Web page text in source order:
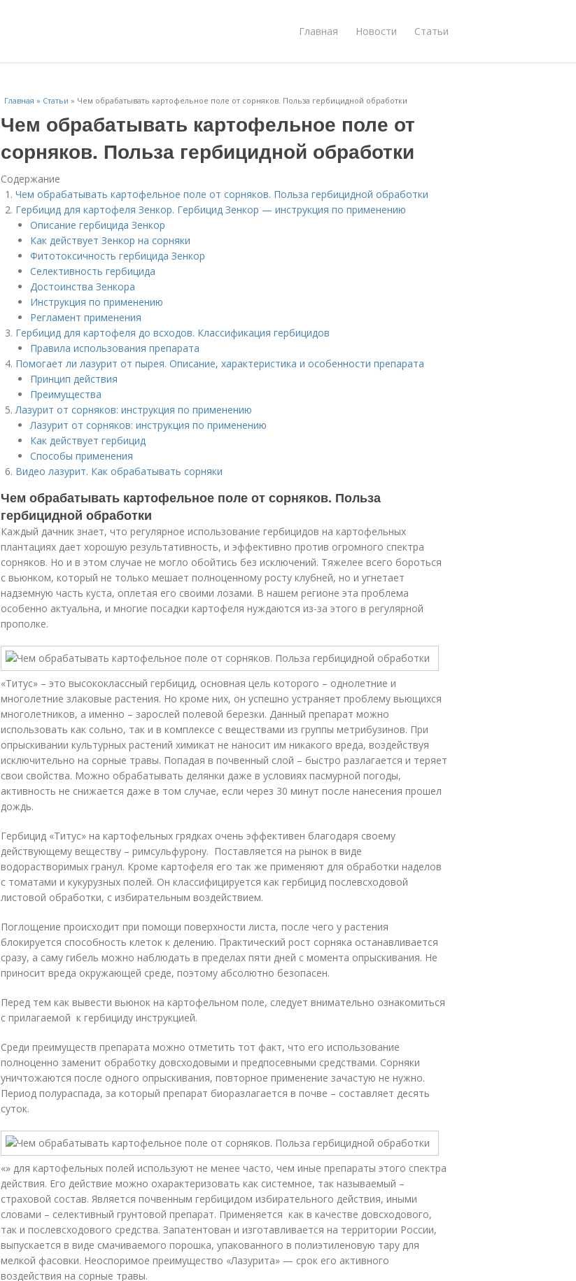
Главная Новости Статьи
Главная » Статьи » Чем обрабатывать картофельное поле от сорняков. Польза гербицидной обработки
Чем обрабатывать картофельное поле от
сорняков. Польза гербицидной обработки
Содержание
Чем обрабатывать картофельное поле от сорняков. Польза гербицидной обработки
Гербицид для картофеля Зенкор. Гербицид Зенкор — инструкция по применению
Описание гербицида Зенкор
Как действует Зенкор на сорняки
Фитотоксичность гербицида Зенкор
Селективность гербицида
Достоинства Зенкора
Инструкция по применению
Регламент применения
Гербицид для картофеля до всходов. Классификация гербицидов
Правила использования препарата
Помогает ли лазурит от пырея. Описание, характеристика и особенности препарата
Принцип действия
Преимущества
Лазурит от сорняков: инструкция по применению
Лазурит от сорняков: инструкция по применению
Как действует гербицид
Способы применения
Видео лазурит. Как обрабатывать сорняки
Чем обрабатывать картофельное поле от сорняков. Польза
гербицидной обработки
Каждый дачник знает, что регулярное использование гербицидов на картофельных
плантациях дает хорошую результативность, и эффективно против огромного спектра
сорняков. Но и в этом случае не могло обойтись без исключений. Тяжелее всего бороться
с вьюнком, который не только мешает полноценному росту клубней, но и угнетает
надземную часть куста, оплетая его своими лозами. В нашем регионе эта проблема
особенно актуальна, и многие посадки картофеля нуждаются из-за этого в регулярной
прополке.
«Титус» – это высококлассный гербицид, основная цель которого – однолетние и
многолетние злаковые растения. Но кроме них, он успешно устраняет проблему вьющихся
многолетников, а именно – зарослей полевой березки. Данный препарат можно
использовать как сольно, так и в комплексе с веществами из группы метрибузинов. При
опрыскивании культурных растений химикат не наносит им никакого вреда, воздействуя
исключительно на сорные травы. Попадая в почвенный слой – быстро разлагается и теряет
свои свойства. Можно обрабатывать делянки даже в условиях пасмурной погоды,
активность не снижается даже в том случае, если через 30 минут после нанесения прошел
дождь.
Гербицид «Титус» на картофельных грядках очень эффективен благодаря своему
действующему веществу – римсульфурону. Поставляется на рынок в виде
водорастворимых гранул. Кроме картофеля его так же применяют для обработки наделов
с томатами и кукурузных полей. Он классифицируется как гербицид послевсходовой
листовой обработки, с избирательным воздействием.
Поглощение происходит при помощи поверхности листа, после чего у растения
блокируется способность клеток к делению. Практический рост сорняка останавливается
сразу, а саму гибель можно наблюдать в пределах пяти дней с момента опрыскивания. Не
приносит вреда окружающей среде, поэтому абсолютно безопасен.
Перед тем как вывести вьюнок на картофельном поле, следует внимательно ознакомиться
с прилагаемой к гербициду инструкцией.
Среди преимуществ препарата можно отметить тот факт, что его использование
полноценно заменит обработку довсходовыми и предпосевными средствами. Сорняки
уничтожаются после одного опрыскивания, повторное применение зачастую не нужно.
Период полураспада, за который препарат биоразлагается в почве – составляет десять
суток.
«» для картофельных полей используют не менее часто, чем иные препараты этого спектра
действия. Его действие можно охарактеризовать как системное, так называемый –
страховой состав. Является почвенным гербицидом избирательного действия, иными
словами – селективный грунтовой препарат. Применяется как в качестве довсходового,
так и послевсходового средства. Запатентован и изготавливается на территории России,
выпускается в виде смачиваемого порошка, упакованного в полиэтиленовую тару для
мелкой фасовки. Неоспоримое преимущество «Лазурита» — срок его активного
воздействия на сорные травы.